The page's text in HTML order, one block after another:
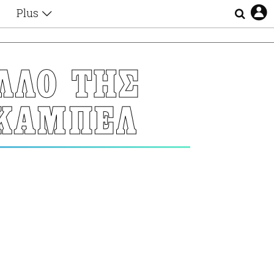
Plus
Αφιερώματα
Ζώδια
Εξομολογήσεις
Blogs
Οι Αθηναίοι
Απώλειες
ΤΗΣ